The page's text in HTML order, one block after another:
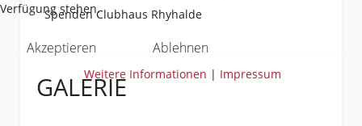
Spenden Clubhaus Rhyhalde
GALERIE
Verfügung stehen.
Akzeptieren Ablehnen
Weitere Informationen | Impressum